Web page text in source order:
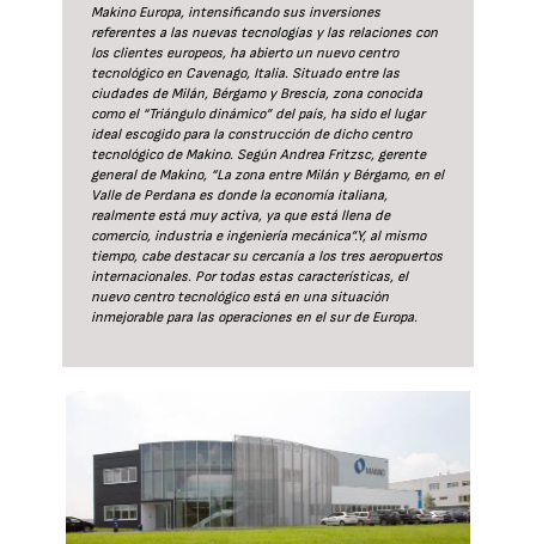
Makino Europa, intensificando sus inversiones
referentes a las nuevas tecnologías y las relaciones con
los clientes europeos, ha abierto un nuevo centro
tecnológico en Cavenago, Italia. Situado entre las
ciudades de Milán, Bérgamo y Brescia, zona conocida
como el “Triángulo dinámico” del país, ha sido el lugar
ideal escogido para la construcción de dicho centro
tecnológico de Makino. Según Andrea Fritzsc, gerente
general de Makino, “La zona entre Milán y Bérgamo, en el
Valle de Perdana es donde la economía italiana,
realmente está muy activa, ya que está llena de
comercio, industria e ingeniería mecánica”.Y, al mismo
tiempo, cabe destacar su cercanía a los tres aeropuertos
internacionales. Por todas estas características, el
nuevo centro tecnológico está en una situación
inmejorable para las operaciones en el sur de Europa.